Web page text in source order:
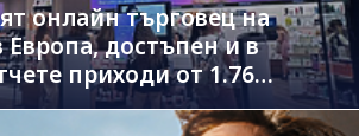
онлайн търговец на
Европа, достъпен и в
приходи от 1.76